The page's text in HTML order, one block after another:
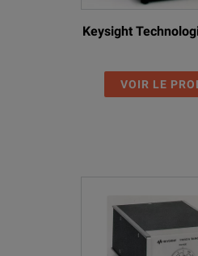
Keysight
VOIR LE